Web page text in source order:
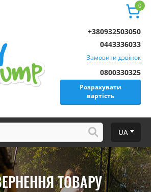
0
0800330325
Розрахувати
вартість
+380932503050
0443336033
Замовити дзвінок
UA
ТОВАРУ